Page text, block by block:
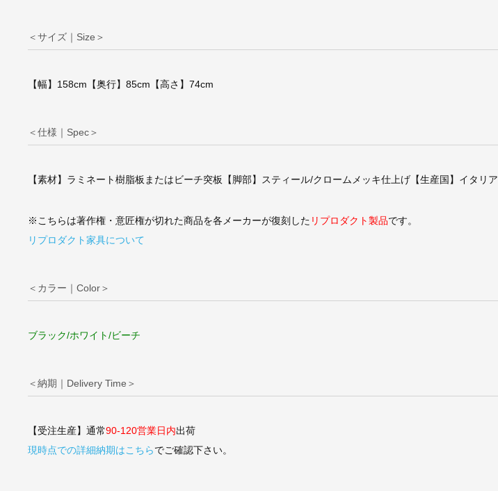
＜サイズ｜Size＞
【幅】158cm【奥行】85cm【高さ】74cm
＜仕様｜Spec＞
【素材】ラミネート樹脂板またはビーチ突板【脚部】スティール/クロームメッキ仕上げ【生産国】イタリア
※こちらは著作権・意匠権が切れた商品を各メーカーが復刻した リプロダクト製品です。
リプロダクト家具について
＜カラー｜Color＞
ブラック/ホワイト/ビーチ
＜納期｜Delivery Time＞
【受注生産】通常90-120営業日内出荷
現時点での詳細納期はこちらでご確認下さい。